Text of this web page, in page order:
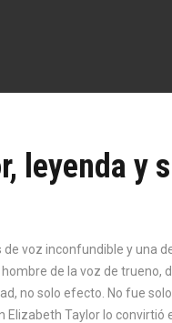
leyenda y
de voz inconfundible y una
hombre de la voz de trueno,
no solo efecto . No fue
Elizabeth Taylor lo convirtió